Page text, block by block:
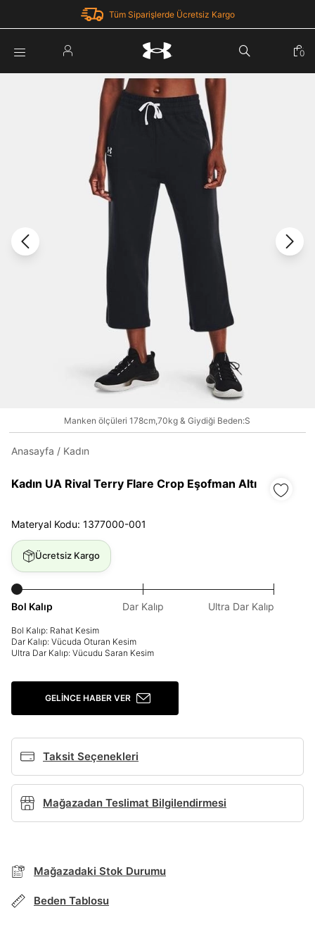
Tüm Siparişlerde Ücretsiz Kargo
Giriş Yap
Under Armour'da yeni misiniz? Kayıt Ol
Üye Olmadan Devam Et
0
Manken ölçüleri 178cm,70kg & Giydiği Beden:S
Anasayfa / Kadın
Kadın UA Rival Terry Flare Crop Eşofman Altı
Materyal Kodu: 1377000-001
Ücretsiz Kargo
Bol Kalıp Dar Kalıp Ultra Dar Kalıp
Bol Kalıp: Rahat Kesim
Dar Kalıp: Vücuda Oturan Kesim
Ultra Dar Kalıp: Vücudu Saran Kesim
GELINCE HABER VER
Taksit Seçenekleri
TAKSİT SEÇENEKLERİ
Mağazadan Teslimat Bilgilendirmesi
Mağazadaki Stok Durumu
Beden Tablosu
Mağazada Bul
Parola Yenileme
Giriş Sayfasına Dön
Zaten hesabın var mı? Giriş yap
Daha hızlı ödeme. Hızlı sipariş takibi.
Kolay iade ve değişim.
Giriş Yap
Şifre
Şifremi Unuttum
Giriş Yap
Telefon Numarası*
Şifre*